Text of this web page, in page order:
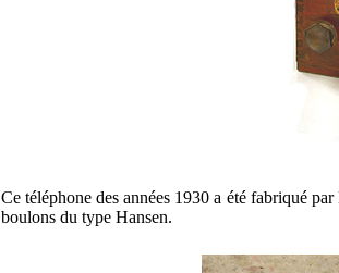
Ce téléphone des années 1930 a été fabriqué
boulons du type Hansen.